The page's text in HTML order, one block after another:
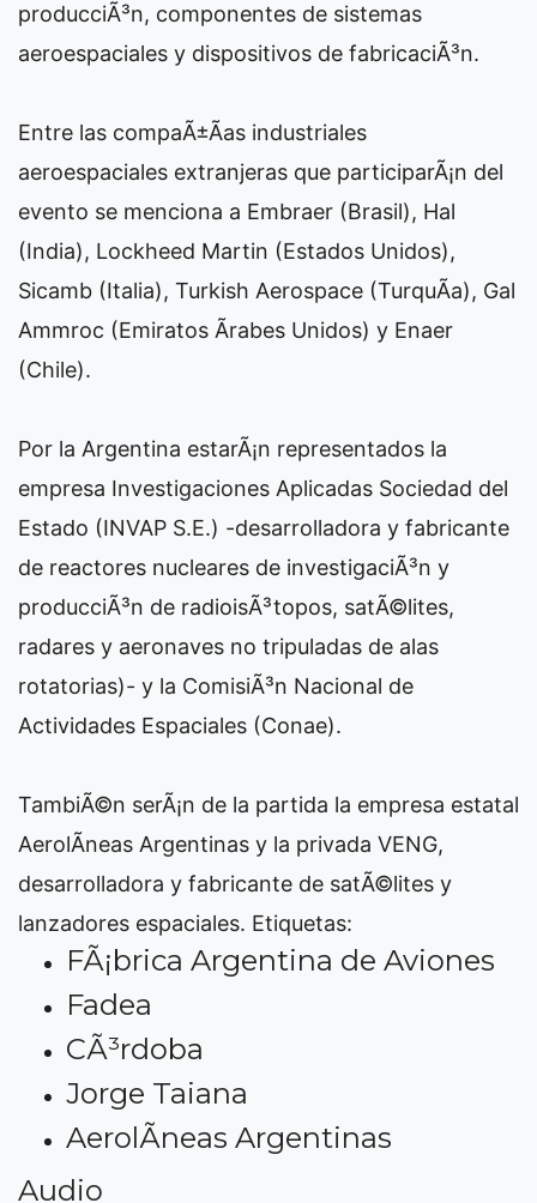
producciÃ³n, componentes de sistemas
aeroespaciales y dispositivos de fabricaciÃ³n.
Entre las compaÃ±Ã­as industriales
aeroespaciales extranjeras que participarÃ¡n del
evento se menciona a Embraer (Brasil), Hal
(India), Lockheed Martin (Estados Unidos),
Sicamb (Italia), Turkish Aerospace (TurquÃ­a), Gal
Ammroc (Emiratos Ãrabes Unidos) y Enaer
(Chile).
Por la Argentina estarÃ¡n representados la
empresa Investigaciones Aplicadas Sociedad del
Estado (INVAP S.E.) -desarrolladora y fabricante
de reactores nucleares de investigaciÃ³n y
producciÃ³n de radioisÃ³topos, satÃ©lites,
radares y aeronaves no tripuladas de alas
rotatorias)- y la ComisiÃ³n Nacional de
Actividades Espaciales (Conae).
TambiÃ©n serÃ¡n de la partida la empresa estatal
AerolÃ­neas Argentinas y la privada VENG,
desarrolladora y fabricante de satÃ©lites y
lanzadores espaciales. Etiquetas:
FÃ¡brica Argentina de Aviones
Fadea
CÃ³rdoba
Jorge Taiana
AerolÃ­neas Argentinas
Audio